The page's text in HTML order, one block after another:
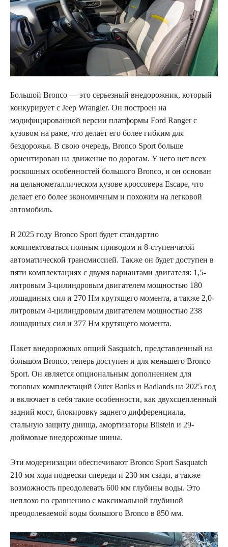
Большой Bronco — это серьезный внедорожник, который
конкурирует с Jeep Wrangler. Он построен на
модифицированной версии платформы Ford Ranger с
кузовом на раме, что делает его более гибким для
бездорожья. В свою очередь, Bronco Sport больше
ориентирован на движение по дорогам. У него нет всех
роскошных особенностей большого Bronco, и он основан
на цельнометаллическом кузове кроссовера Escape, что
делает его более экономичным и похожим на легковой
автомобиль.
В 2025 году Bronco Sport будет стандартно
комплектоваться полным приводом и 8-ступенчатой
автоматической трансмиссией. Также он будет доступен в
пяти комплектациях с двумя вариантами двигателя: 1,5-
литровым 3-цилиндровым двигателем мощностью 180
лошадиных сил и 270 Нм крутящего момента, а также 2,0-
литровым 4-цилиндровым двигателем мощностью 238
лошадиных сил и 377 Нм крутящего момента.
Пакет внедорожных опций Sasquatch, представленный на
большом Bronco, теперь доступен и для меньшего Bronco
Sport. Он является опциональным дополнением для
топовых комплектаций Outer Banks и Badlands на 2025 год
и включает в себя такие особенности, как двухсцепленный
задний мост, блокировку заднего дифференциала,
стальную защиту днища, амортизаторы Bilstein и 29-
дюймовые внедорожные шины.
Эти модернизации обеспечивают Bronco Sport Sasquatch
210 мм хода подвески спереди и 230 мм сзади, а также
возможность преодолевать 600 мм глубины воды. Это
неплохо по сравнению с максимальной глубиной
преодолеваемой воды большого Bronco в 850 мм.